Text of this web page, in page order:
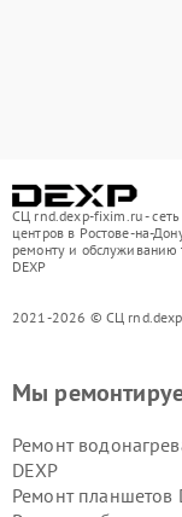
СЦ rnd.dexp-fixim.ru - сеть
центров в Ростове-на-
ремонту и обслуживанию
DEXP
2021-2026 © СЦ
Мы
Ремонт
DEXP
Ремонт планшетов